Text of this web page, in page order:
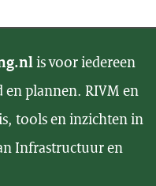
is voor iedereen
plannen. RIVM en
tools en inzichten in
Infrastructuur en